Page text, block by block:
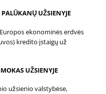
UŽSIENYJE
ekonominės erdvės
kredito įstaigų už
UŽSIENYJE
užsienio valstybėse,